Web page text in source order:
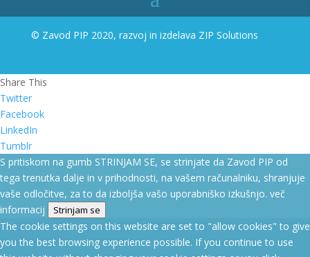
© Zavod PIP 2020, razvoj in izdelava ZIP Solutions
Share This
Twitter
Facebook
LinkedIn
Tumblr
S pritiskom na gumb STRINJAM SE, se strinjate da Zavod PIP od
tega trenutka dalje in v prihodnosti, na vašem računalniku, shranjuje
vaše odločitve, za to da izboljša vašo uporabniško izkušnjo. več
informacij
Strinjam se
The cookie settings on this website are set to "allow cookies" to give
you the best browsing experience possible. If you continue to use